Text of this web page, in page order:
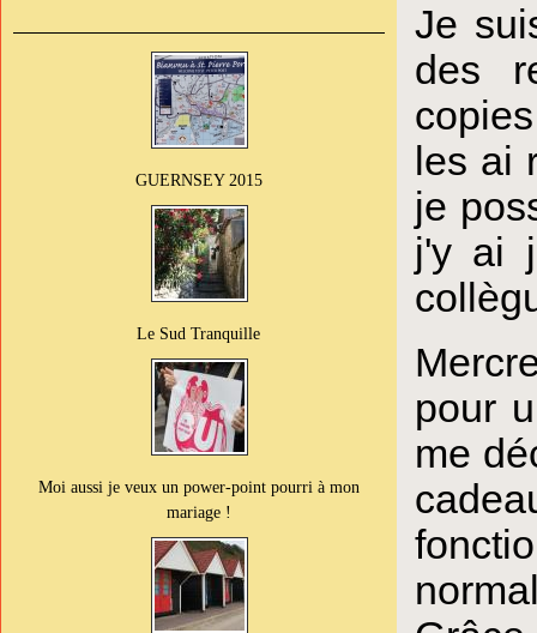
GUERNSEY 2015
Le Sud Tranquille
Moi aussi je veux un power-point pourri à mon
mariage !
Je
des
les ai
je
j'y ai
pour
me